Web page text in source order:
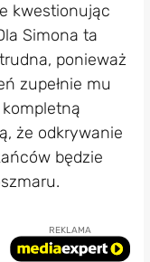
kwestionując
Simona ta
ponieważ
zupełnie mu
że odkrywanie
będzie
REKLAMA